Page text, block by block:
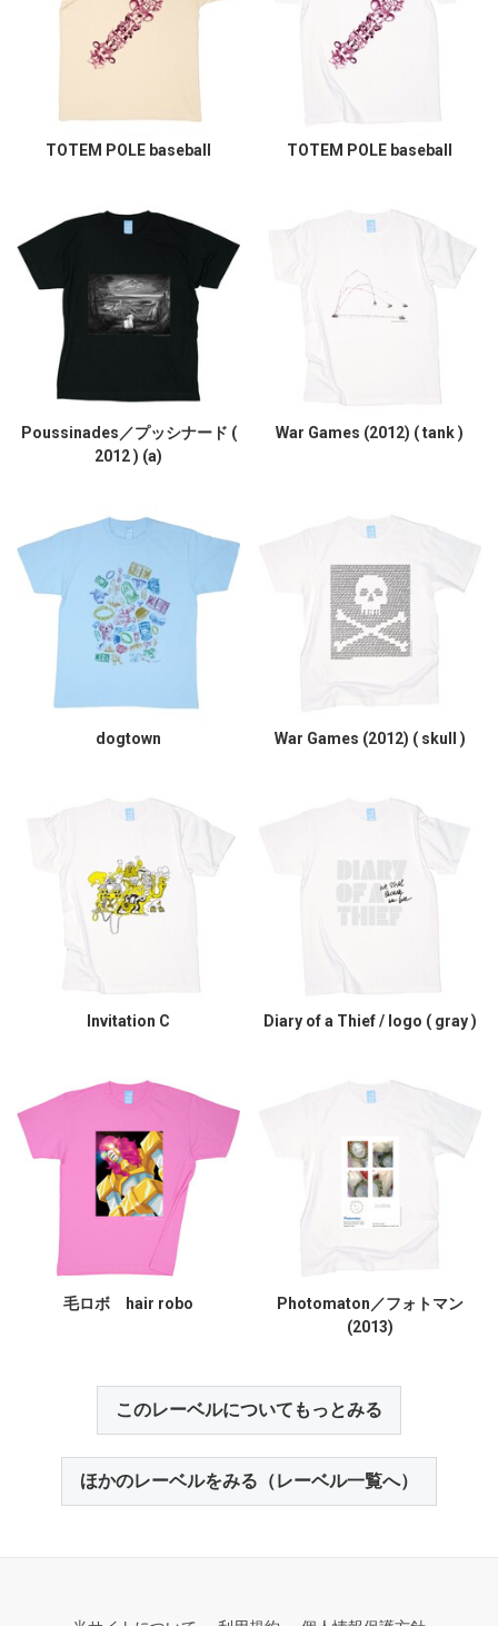
TOTEM POLE baseball TOTEM POLE baseball
Poussinades／プッシナード (
2012 ) (a)
War Games (2012) ( tank )
dogtown War Games (2012) ( skull )
Invitation C Diary of a Thief / logo ( gray )
毛ロボ hair robo
Photomaton／フォトマン
(2013)
このレーベルについてもっとみる
ほかのレーベルをみる（レーベル一覧へ）